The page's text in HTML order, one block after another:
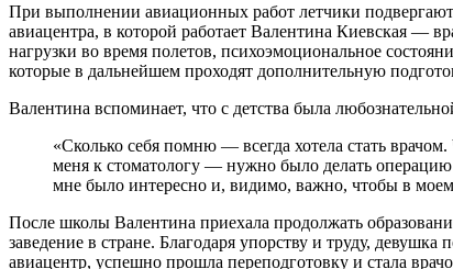
При выполнении авиационных работ летчики
авиацентра, в которой работает Валентина Киевская —
нагрузки во время полетов, психоэмоциональное
которые в дальнейшем проходят дополнительную
Валентина вспоминает, что с детства была
«Сколько себя помню — всегда хотела стать
меня к стоматологу — нужно было делать операцию
мне было интересно и, видимо, важно, чтобы в
После школы Валентина приехала продолжать
заведение в стране. Благодаря упорству и труду,
авиацентр, успешно прошла переподготовку и стала